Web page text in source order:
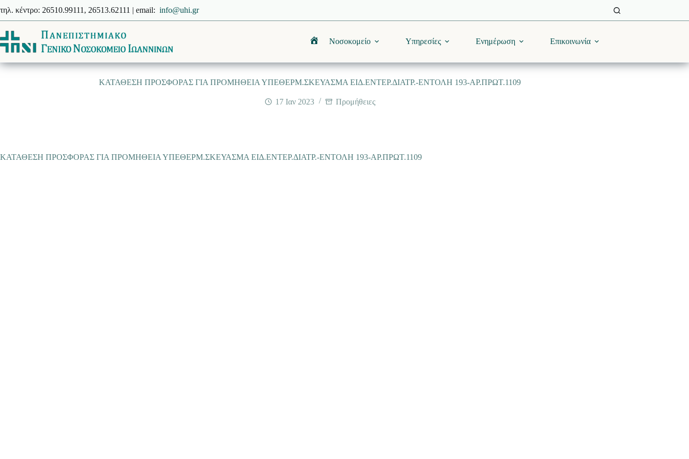
στο
περιεχόμενο
τηλ. κέντρο: 26510.99111, 26513.62111 | email: info@uhi.gr
ΑρχικήΝοσοκομείο Υπηρεσίες Ενημέρωση Επικοινωνία
ΚΑΤΑΘΕΣΗ ΠΡΟΣΦΟΡΑΣ ΓΙΑ ΠΡΟΜΗΘΕΙΑ ΥΠΕΘΕΡΜ.ΣΚΕΥΑΣΜΑ ΕΙΔ.ΕΝΤΕΡ.ΔΙΑΤΡ.-ΕΝΤΟΛΗ 193-ΑΡ.ΠΡΩΤ.1109
17 Ιαν 2023 Προμήθειες
ΚΑΤΑΘΕΣΗ ΠΡΟΣΦΟΡΑΣ ΓΙΑ ΠΡΟΜΗΘΕΙΑ ΥΠΕΘΕΡΜ.ΣΚΕΥΑΣΜΑ ΕΙΔ.ΕΝΤΕΡ.ΔΙΑΤΡ.-ΕΝΤΟΛΗ 193-ΑΡ.ΠΡΩΤ.1109